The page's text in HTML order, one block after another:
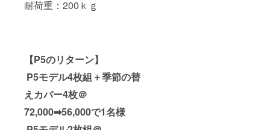
耐荷重：200ｋｇ
【P5のリターン】
P5モデル4枚組＋季節の替
えカバー4枚＠
72,000➡56,000で1名様